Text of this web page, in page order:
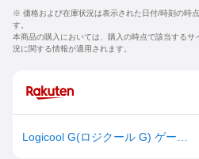
※ 価格および在庫状況は表示された日付/時刻の時
す。
本商品の購入においては、購入の時点で該当する
況に関する情報が適用されます。